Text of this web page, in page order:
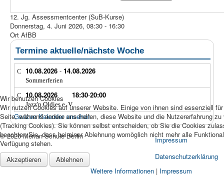
12. Jg. Assessmentcenter (SuB-Kurse)
Donnerstag, 4. Juni 2026, 08:30 - 16:30
Ort AfBB
Termine aktuelle/nächste Woche
10.08.2026- 14.08.2026
Sommerferien
10.08.2026 18:30-20:00
Jazz'n Oldies e. V.
Ganzen Kalender ansehen
Impressum
Datenschutzerklärung
© 2026 Merian-Schule Berlin
Wir benutzen Cookies
Wir nutzen Cookies auf unserer Website. Einige von ihnen sind essenziell
Seite, während andere uns helfen, diese Website und die Nutzererfahrung zu
(Tracking Cookies). Sie können selbst entscheiden, ob Sie die Cookies
beachten Sie, dass bei einer Ablehnung womöglich nicht mehr alle
Verfügung stehen.
Akzeptieren
Ablehnen
Weitere Informationen| Impressum